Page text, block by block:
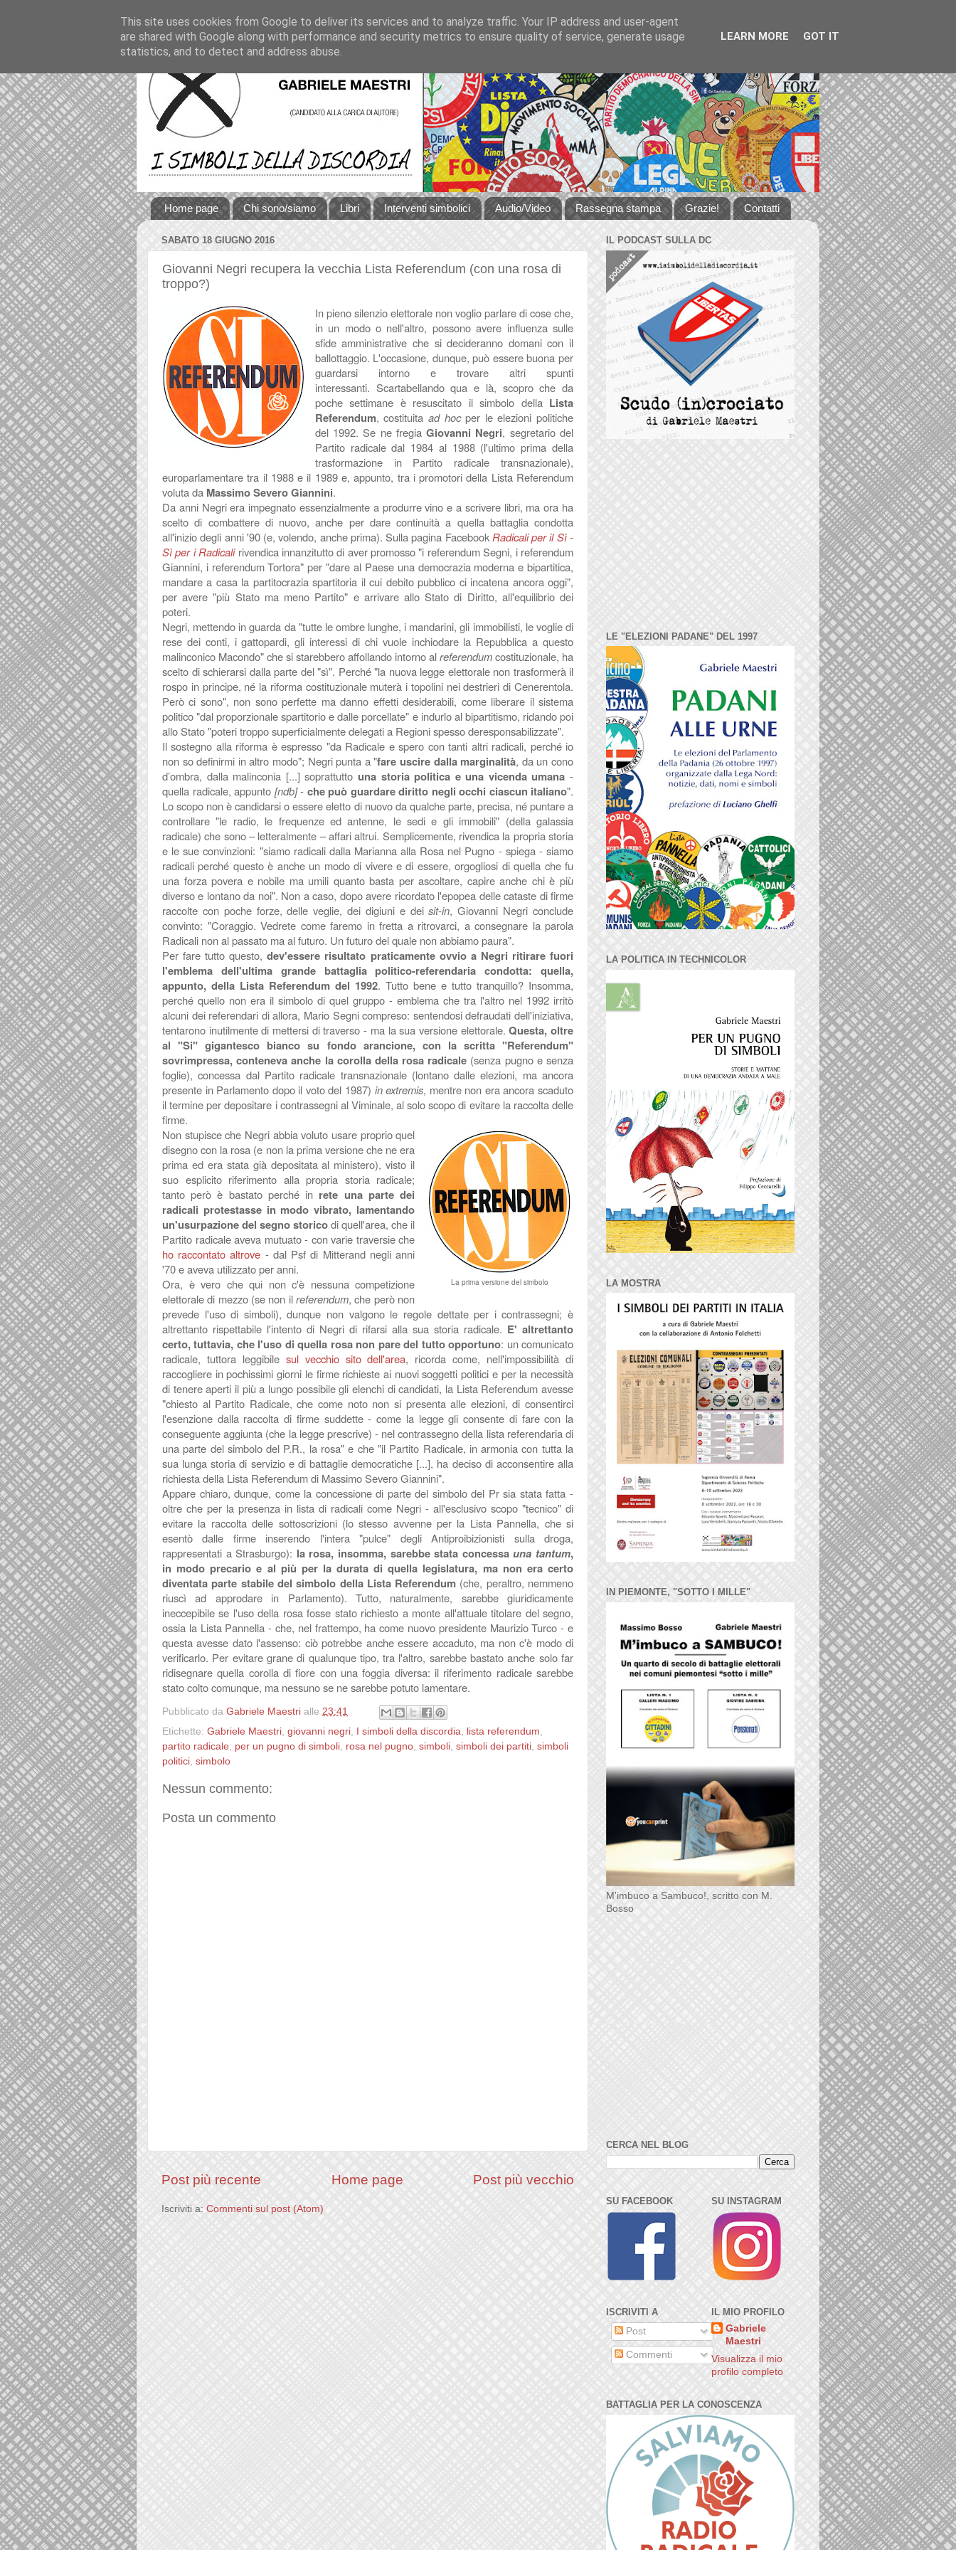
Home page Chi sono/siamo Libri Interventi simbolici Audio/Video Rassegna stampa Grazie! Contatti
SABATO 18 GIUGNO 2016
Giovanni Negri recupera la vecchia Lista Referendum (con una rosa di
troppo?)
In pieno silenzio elettorale non voglio parlare di cose che,
in un modo o nell'altro, possono avere influenza sulle
sfide amministrative che si decideranno domani con il
ballottaggio. L'occasione, dunque, può essere buona per
guardarsi intorno e trovare altri spunti
interessanti. Scartabellando qua e là, scopro che da
poche settimane è resuscitato il simbolo della Lista
Referendum, costituitaad hocper le elezioni politiche
del 1992. Se ne fregiaGiovanni Negri, segretario del
Partito radicale dal 1984 al 1988 (l'ultimo prima della
trasformazione in Partito radicale transnazionale),
europarlamentare tra il 1988 e il 1989 e, appunto, tra i promotori della Lista Referendum
voluta da Massimo Severo Giannini.
Da anni Negri era impegnato essenzialmente a produrre vino e a scrivere libri, ma ora ha
scelto di combattere di nuovo, anche per dare continuità a quella battaglia condotta
all'inizio degli anni '90 (e, volendo, anche prima). Sulla pagina Facebook Radicali per il Sì -
Sì per i Radicali rivendica innanzitutto di aver promosso "i referendum Segni, i referendum
Giannini, i referendum Tortora" per "dare al Paese una democrazia moderna e bipartitica,
mandare a casa la partitocrazia spartitoria il cui debito pubblico ci incatena ancora oggi",
per avere "più Stato ma meno Partito" e arrivare allo Stato di Diritto, all'equilibrio dei
poteri.
Negri, mettendo in guarda da "tutte le ombre lunghe, i mandarini, gli immobilisti, le voglie di
rese dei conti, i gattopardi, gli interessi di chi vuole inchiodare la Repubblica a questo
malinconico Macondo" che si starebbero affollando intorno alreferendumcostituzionale, ha
scelto di schierarsi dalla parte del "sì". Perché "la nuova legge elettorale non trasformerà il
rospo in principe, né la riforma costituzionale muterà i topolini nei destrieri di Cenerentola.
Però ci sono", non sono perfette ma danno effetti desiderabili, come liberare il sistema
politico "dal proporzionale spartitorio e dalle porcellate" e indurlo al bipartitismo, ridando poi
allo Stato "poteri troppo superficialmente delegati a Regioni spesso deresponsabilizzate".
Il sostegno alla riforma è espresso "da Radicale e spero con tanti altri radicali, perché io
non so definirmi in altro modo"; Negri punta a "fare uscire dalla marginalità, da un cono
d’ombra, dalla malinconia [...] soprattutto una storia politica e una vicenda umana-
quella radicale, appunto [ndb]- che può guardare diritto negli occhi ciascun italiano".
Lo scopo non è candidarsi o essere eletto di nuovo da qualche parte, precisa, né puntare a
controllare "le radio, le frequenze ed antenne, le sedi e gli immobili" (della galassia
radicale) che sono – letteralmente – affari altrui. Semplicemente, rivendica la propria storia
e le sue convinzioni: "siamo radicali dalla Marianna alla Rosa nel Pugno - spiega - siamo
radicali perché questo è anche un modo di vivere e di essere, orgogliosi di quella che fu
una forza povera e nobile ma umili quanto basta per ascoltare, capire anche chi è più
diverso e lontano da noi". Non a caso, dopo avere ricordato l'epopea delle cataste di firme
raccolte con poche forze, delle veglie, dei digiuni e deisit-in, Giovanni Negri conclude
convinto: "Coraggio. Vedrete come faremo in fretta a ritrovarci, a consegnare la parola
Radicali non al passato ma al futuro. Un futuro del quale non abbiamo paura".
Per fare tutto questo,dev'essere risultato praticamente ovvio a Negri ritirare fuori
l'emblema dell'ultima grande battaglia politico-referendaria condotta: quella,
appunto, della Lista Referendum del 1992. Tutto bene e tutto tranquillo? Insomma,
perché quello non era il simbolo di quel gruppo - emblema che tra l'altro nel 1992 irritò
alcuni dei referendari di allora, Mario Segni compreso: sentendosi defraudati dell'iniziativa,
tentarono inutilmente di mettersi di traverso - ma la sua versione elettorale.Questa, oltre
al "Si" gigantesco bianco su fondo arancione, con la scritta "Referendum"
sovrimpressa, conteneva anche la corolla della rosa radicale (senza pugno e senza
foglie), concessa dal Partito radicale transnazionale (lontano dalle elezioni, ma ancora
presente in Parlamento dopo il voto del 1987) in extremis, mentre non era ancora scaduto
il termine per depositare i contrassegni al Viminale, al solo scopo di evitare la raccolta delle
firme.
La prima versione del simbolo
Non stupisce che Negri abbia voluto usare proprio quel
disegno con la rosa (e non la prima versione che ne era
prima ed era stata già depositata al ministero), visto il
suo esplicito riferimento alla propria storia radicale;
tanto però è bastato perché in rete una parte dei
radicali protestasse in modo vibrato, lamentando
un'usurpazione del segno storicodi quell'area, che il
Partito radicale aveva mutuato - con varie traversie che
ho raccontato altrove - dal Psf di Mitterand negli anni
'70 e aveva utilizzato per anni.
Ora, è vero che qui non c'è nessuna competizione
elettorale di mezzo (se non ilreferendum, che però non
prevede l'uso di simboli), dunque non valgono le regole dettate per i contrassegni; è
altrettanto rispettabile l'intento di Negri di rifarsi alla sua storia radicale. E' altrettanto
certo, tuttavia, che l'uso di quella rosa non pare del tutto opportuno: un comunicato
radicale, tuttora leggibile sul vecchio sito dell'area, ricorda come, nell'impossibilità di
raccogliere in pochissimi giorni le firme richieste ai nuovi soggetti politici e per la necessità
di tenere aperti il più a lungo possibile gli elenchi di candidati, la Lista Referendum avesse
"chiesto al Partito Radicale, che come noto non si presenta alle elezioni, di consentirci
l'esenzione dalla raccolta di firme suddette - come la legge gli consente di fare con la
conseguente aggiunta (che la legge prescrive) - nel contrassegno della lista referendaria di
una parte del simbolo del P.R., la rosa" e che "il Partito Radicale, in armonia con tutta la
sua lunga storia di servizio e di battaglie democratiche [...], ha deciso di acconsentire alla
richiesta della Lista Referendum di Massimo Severo Giannini".
Appare chiaro, dunque, come la concessione di parte del simbolo del Pr sia stata fatta -
oltre che per la presenza in lista di radicali come Negri - all'esclusivo scopo "tecnico" di
evitare la raccolta delle sottoscrizioni (lo stesso avvenne per la Lista Pannella, che si
esentò dalle firme inserendo l'intera "pulce" degli Antiproibizionisti sulla droga,
rappresentati a Strasburgo): la rosa, insomma, sarebbe stata concessauna tantum,
in modo precario e al più per la durata di quella legislatura, ma non era certo
diventata parte stabile del simbolo della Lista Referendum (che, peraltro, nemmeno
riuscì ad approdare in Parlamento). Tutto, naturalmente, sarebbe giuridicamente
ineccepibile se l'uso della rosa fosse stato richiesto a monte all'attuale titolare del segno,
ossia la Lista Pannella - che, nel frattempo, ha come nuovo presidente Maurizio Turco - e
questa avesse dato l'assenso: ciò potrebbe anche essere accaduto, ma non c'è modo di
verificarlo. Per evitare grane di qualunque tipo, tra l'altro, sarebbe bastato anche solo far
ridisegnare quella corolla di fiore con una foggia diversa: il riferimento radicale sarebbe
stato colto comunque, ma nessuno se ne sarebbe potuto lamentare.
Pubblicato da Gabriele Maestri alle 23:41
Etichette: Gabriele Maestri giovanni negri I simboli della discordia lista referendum
partito radicale
per un pugno di simboli rosa nel pugno simboli simboli dei partiti simboli
politici simbolo
Nessun commento:
Posta un commento
Post più recente Post più vecchio
Home page
Iscriviti a: Commenti sul post (Atom)
IL PODCAST SULLA DC
LE "ELEZIONI PADANE" DEL 1997
LA POLITICA IN TECHNICOLOR
LA MOSTRA
IN PIEMONTE, "SOTTO I MILLE"
M'imbuco a Sambuco!, scritto con M.
Bosso
CERCA NEL BLOG
SU FACEBOOK
ISCRIVITI A
Post
Commenti
SU INSTAGRAM
IL MIO PROFILO
Gabriele
Maestri
Visualizza il mio
profilo completo
BATTAGLIA PER LA CONOSCENZA
This site uses cookies from Google to deliver its services and to analyze traffic. Your IP address and user-agent
are shared with Google along with performance and security metrics to ensure quality of service, generate usage
statistics, and to detect and address abuse.
LEARN MORE GOT IT